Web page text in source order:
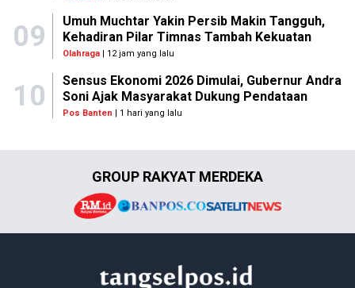
09
Umuh Muchtar Yakin Persib Makin Tangguh,
Kehadiran Pilar Timnas Tambah Kekuatan
Olahraga| 12 jam yang lalu
10
Sensus Ekonomi 2026 Dimulai, Gubernur Andra
Soni Ajak Masyarakat Dukung Pendataan
Pos Banten | 1 hari yang lalu
GROUP RAKYAT MERDEKA